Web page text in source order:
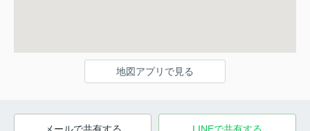
地図アプリで見る